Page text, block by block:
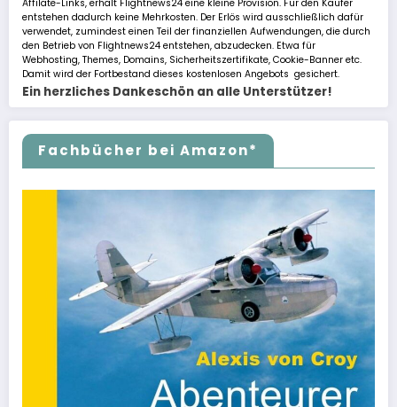
Affilate-Links, erhält Flightnews24 eine kleine Provision. Für den Käufer
entstehen dadurch keine Mehrkosten. Der Erlös wird ausschließlich dafür
verwendet, zumindest einen Teil der finanziellen Aufwendungen, die durch
den Betrieb von Flightnews24 entstehen, abzudecken. Etwa für
Webhosting, Themes, Domains, Sicherheitszertifikate, Cookie-Banner etc.
Damit wird der Fortbestand dieses kostenlosen Angebots gesichert.
Ein herzliches Dankeschön an alle Unterstützer!
Fachbücher bei Amazon*